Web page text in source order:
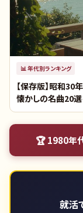
📊 年代別ランキング
【保存版】昭和30
懐かしの名曲20選
🏆1980年
就活